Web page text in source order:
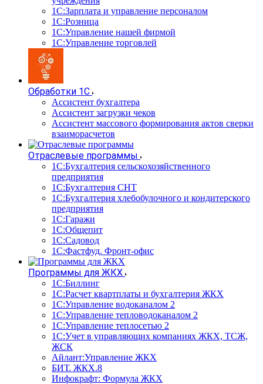
1С:Зарплата и управление персоналом
1С:Розница
1С:Управление нашей фирмой
1С:Управление торговлей
Обработки 1С
Ассистент бухгалтера
Ассистент загрузки чеков
Ассистент массового формирования актов сверки
взаиморасчетов
Отраслевые программы
1С:Бухгалтерия сельскохозяйственного
предприятия
1С:Бухгалтерия СНТ
1С:Бухгалтерия хлебобулочного и кондитерского
предприятия
1С:Гаражи
1С:Общепит
1С:Садовод
1С:Фастфуд. Фронт-офис
Программы для ЖКХ
1С:Биллинг
1С:Расчет квартплаты и бухгалтерия ЖКХ
1С:Управление водоканалом 2
1С:Управление тепловодоканалом 2
1С:Управление теплосетью 2
1С:Учет в управляющих компаниях ЖКХ, ТСЖ,
ЖСК
Айлант:Управление ЖКХ
БИТ. ЖКХ.8
Инфокрафт: Формула ЖКХ